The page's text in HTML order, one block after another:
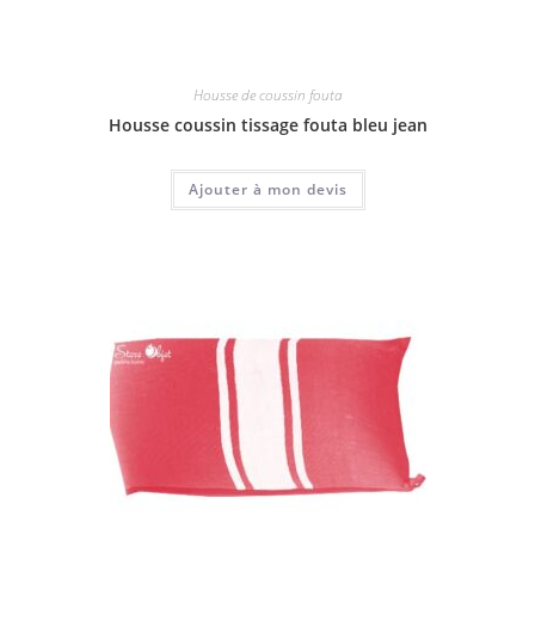
Housse de coussin fouta
Housse coussin tissage fouta bleu jean
Ajouter à mon devis